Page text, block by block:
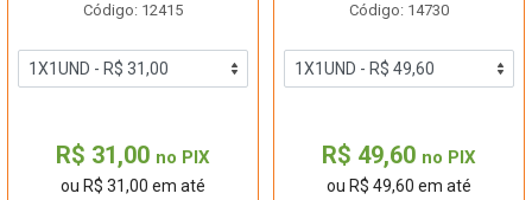
Código: 12415
R$ 31,00 no PIX
ou R$ 31,00 em até
Código: 14730
R$ 49,60 no PIX
ou R$ 49,60 em até